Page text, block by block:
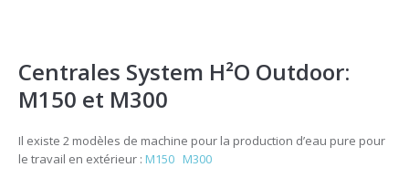
Centrales System H²O Outdoor:
M150 et M300
Il existe 2 modèles de machine pour la production d’eau pure pour
le travail en extérieur : M150 M300